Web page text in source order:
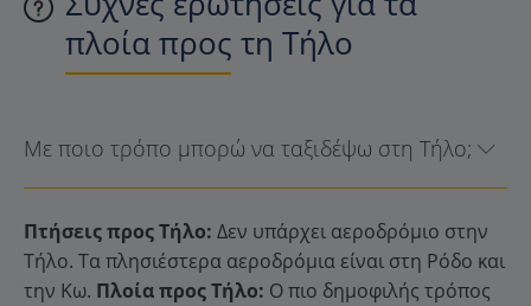
πλοία προς τη Τήλο
Με ποιο τρόπο μπορώ να ταξιδέψω στη Τήλο;
Πτήσεις προς Τήλο: Δεν υπάρχει αεροδρόμιο στην
Τήλο. Τα πλησιέστερα αεροδρόμια είναι στη Ρόδο και
την Κω. Πλοία προς Τήλο: Ο πιο δημοφιλής τρόπος